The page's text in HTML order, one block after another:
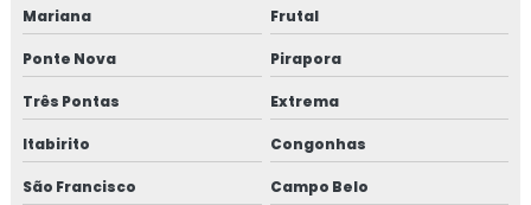
Fibra para reboco
Fibra sintética para concreto
Fibra sintética estrutural
Fibra vidro concreto
Mariana Frutal
Ponte Nova Pirapora
Três Pontas Extrema
Itabirito Congonhas
São Francisco Campo Belo